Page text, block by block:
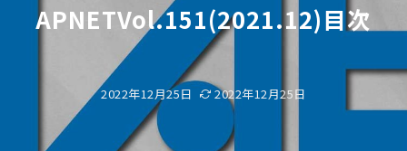
APNETVol.151(2021.12)目次
2022年12月25日 2022年12月25日